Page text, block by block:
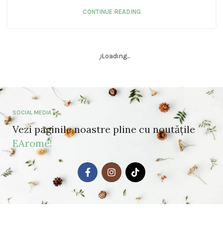
CONTINUE READING
Loading...
SOCIAL MEDIA
Vezi paginile noastre pline cu noutățile
EArome!